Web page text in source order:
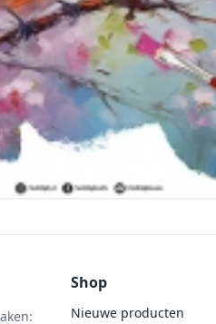
Shop
Nieuwe producten